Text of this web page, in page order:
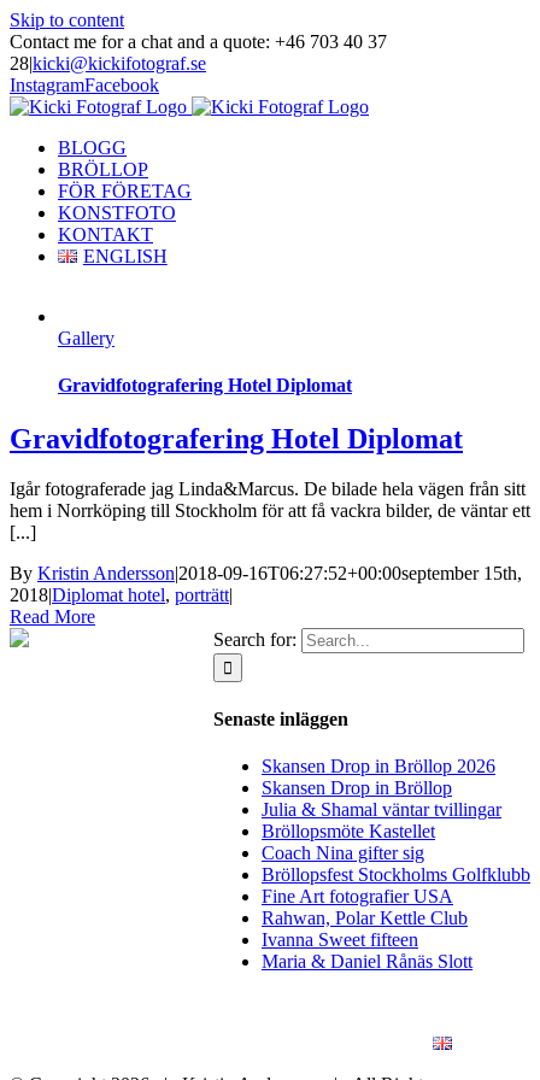
Skip to content
Contact me for a chat and a quote: +46 703 40 37
28|kicki@kickifotograf.se
InstagramFacebook
BLOGG
BRÖLLOP
FÖR FÖRETAG
KONSTFOTO
KONTAKT
ENGLISH
Gallery
Gravidfotografering Hotel Diplomat
Gravidfotografering Hotel Diplomat
Igår fotograferade jag Linda&Marcus. De bilade hela vägen från sitt
hem i Norrköping till Stockholm för att få vackra bilder, de väntar ett
[...]
By Kristin Andersson|2018-09-16T06:27:52+00:00september 15th,
2018|Diplomat hotel, porträtt|
Read More
Search for:
Senaste inläggen
Skansen Drop in Bröllop 2026
Skansen Drop in Bröllop
Julia & Shamal väntar tvillingar
Bröllopsmöte Kastellet
Coach Nina gifter sig
Bröllopsfest Stockholms Golfklubb
Fine Art fotografier USA
Rahwan, Polar Kettle Club
Ivanna Sweet fifteen
Maria & Daniel Rånäs Slott